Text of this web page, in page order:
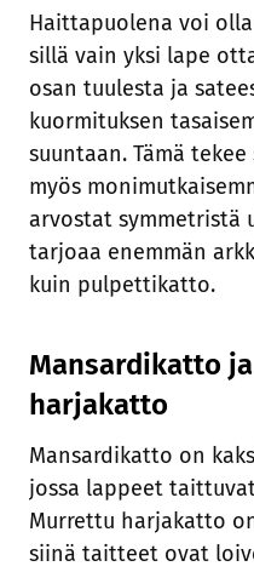
Haittapuolena voi
sillä vain yksi lape
osan tuulesta ja
kuormituksen
suuntaan. Tämä
myös
arvostat symmetristä
tarjoaa enemmän
kuin pulpettikatto.
Mansardikatto
harjakatto
Mansardikatto on
jossa lappeet
Murrettu harjakatto
siinä taitteet ovat